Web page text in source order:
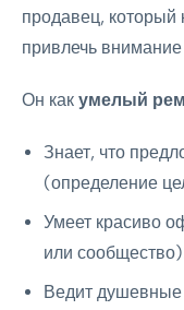
продавец, который
привлечь
Он как умелый
Знает, что
(определение
Умеет красиво
или
Ведит душевные